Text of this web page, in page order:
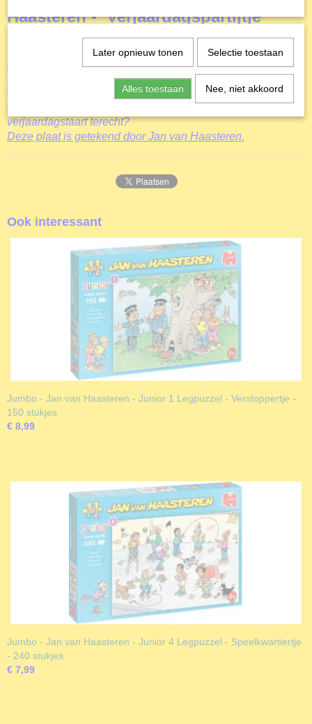
Jumbo
Haasteren - Verjaardagspartijtje
Leverbaar vanaf 16 oktober, bestel nu!
JvH Junior Verjaardagspartijtje 150
De vrienden van Jan van Haasteren zijn jarig en staan klaar
om de kaarsjes uit te blazen! Maar plotseling staat de hond
in de weg en struikelt de jarige. Waar komt de vliegende
verjaardagstaart terecht?
Deze plaat is getekend door Jan van Haasteren.
Ook interessant
Jumbo - Jan van Haasteren - Junior 1 Legpuzzel - Verstoppertje -
150 stukjes
€ 8,99
Jumbo - Jan van Haasteren - Junior 4 Legpuzzel - Speelkwartiertje
- 240 stukjes
€ 7,99
Later opnieuw tonen Selectie toestaan
Alles toestaan Nee, niet akkoord